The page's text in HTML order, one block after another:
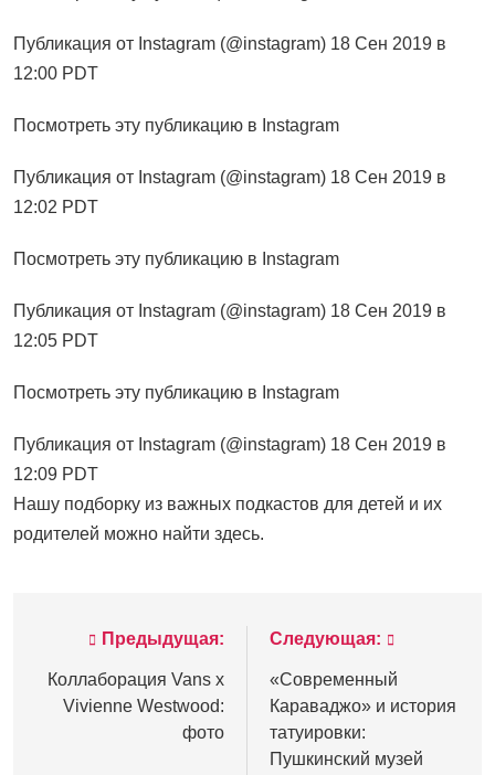
Публикация от Instagram (@instagram) 18 Сен 2019 в
12:00 PDT
Посмотреть эту публикацию в Instagram
Публикация от Instagram (@instagram) 18 Сен 2019 в
12:02 PDT
Посмотреть эту публикацию в Instagram
Публикация от Instagram (@instagram) 18 Сен 2019 в
12:05 PDT
Посмотреть эту публикацию в Instagram
Публикация от Instagram (@instagram) 18 Сен 2019 в
12:09 PDT
Нашу подборку из важных подкастов для детей и их
родителей можно найти здесь.
Навигация
по
Предыдущая:
Коллаборация Vans x
Vivienne Westwood:
фото
Следующая:
«Современный
Караваджо» и история
татуировки:
Пушкинский музей